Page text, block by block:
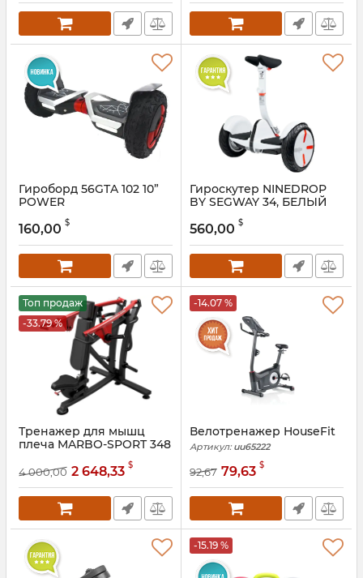
Гироборд 56GTA 102 10”
POWER
as513626
160,00 $
Гироскутер NINEDROP
BY SEGWAY 34, БЕЛЫЙ
ff5211
560,00 $
Топ продаж
-33.79 %
Тренажер для мышц
плеча MARBO-SPORT 348
4 000,00 2 648,33 $
-14.07 %
Велотренажер HouseFit
Артикул: uu65222
92,67 79,63 $
-15.19 %